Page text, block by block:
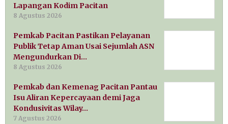
Lapangan Kodim Pacitan
8 Agustus 2026
Pemkab Pacitan Pastikan Pelayanan
Publik Tetap Aman Usai Sejumlah ASN
Mengundurkan Di…
8 Agustus 2026
Pemkab dan Kemenag Pacitan Pantau
Isu Aliran Kepercayaan demi Jaga
Kondusivitas Wilay…
7 Agustus 2026